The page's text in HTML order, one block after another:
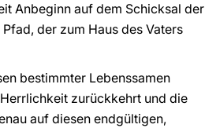
Anbeginn auf dem Schicksal der
der zum Haus des Vaters
bestimmter Lebenssamen
zurückkehrt und die
auf diesen endgültigen,